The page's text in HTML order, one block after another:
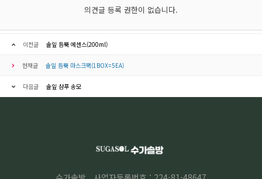
의견글 등록 권한이 없습니다.
이전글 솔잎 듬뿍 에센스(200ml)
현재글 솔잎 듬뿍 마스크팩(1BOX=5EA)
다음글 솔잎 샴푸 송모